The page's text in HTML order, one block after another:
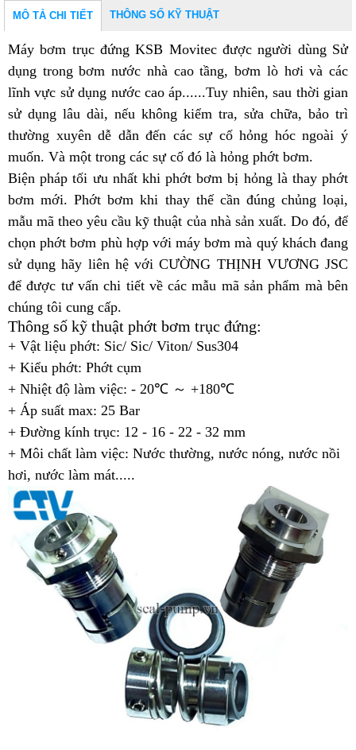
MÔ TẢ CHI TIẾT THÔNG SỐ KỸ THUẬT
Máy bơm trục đứng KSB Movitec được người dùng Sử
dụng trong bơm nước nhà cao tầng, bơm lò hơi và các
lĩnh vực sử dụng nước cao áp......Tuy nhiên, sau thời gian
sử dụng lâu dài, nếu không kiểm tra, sửa chữa, bảo trì
thường xuyên dễ dẫn đến các sự cố hỏng hóc ngoài ý
muốn. Và một trong các sự cố đó là hỏng phớt bơm.
Biện pháp tối ưu nhất khi phớt bơm bị hỏng là thay phớt
bơm mới. Phớt bơm khi thay thế cần đúng chủng loại,
mẫu mã theo yêu cầu kỹ thuật của nhà sản xuất. Do đó, để
chọn phớt bơm phù hợp với máy bơm mà quý khách đang
sử dụng hãy liên hệ với CƯỜNG THỊNH VƯƠNG JSC
để được tư vấn chi tiết về các mẫu mã sản phẩm mà bên
chúng tôi cung cấp.
Thông số kỹ thuật phớt bơm trục đứng:
+ Vật liệu phớt: Sic/ Sic/ Viton/ Sus304
+ Kiểu phớt: Phớt cụm
+ Nhiệt độ làm việc: - 20℃ ～ +180℃
+ Áp suất max: 25 Bar
+ Đường kính trục: 12 - 16 - 22 - 32 mm
+ Môi chất làm việc: Nước thường, nước nóng, nước nồi
hơi, nước làm mát.....